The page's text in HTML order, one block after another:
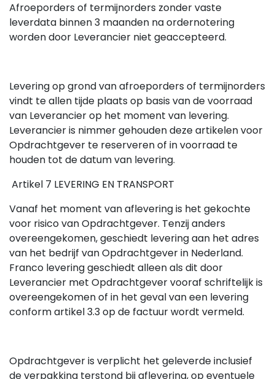
Afroeporders of termijnorders zonder vaste
leverdata binnen 3 maanden na ordernotering
worden door Leverancier niet geaccepteerd.
Levering op grond van afroeporders of termijnorders
vindt te allen tijde plaats op basis van de voorraad
van Leverancier op het moment van levering.
Leverancier is nimmer gehouden deze artikelen voor
Opdrachtgever te reserveren of in voorraad te
houden tot de datum van levering.
Artikel 7 LEVERING EN TRANSPORT
Vanaf het moment van aflevering is het gekochte
voor risico van Opdrachtgever. Tenzij anders
overeengekomen, geschiedt levering aan het adres
van het bedrijf van Opdrachtgever in Nederland.
Franco levering geschiedt alleen als dit door
Leverancier met Opdrachtgever vooraf schriftelijk is
overeengekomen of in het geval van een levering
conform artikel 3.3 op de factuur wordt vermeld.
Opdrachtgever is verplicht het geleverde inclusief
de verpakking terstond bij aflevering, op eventuele